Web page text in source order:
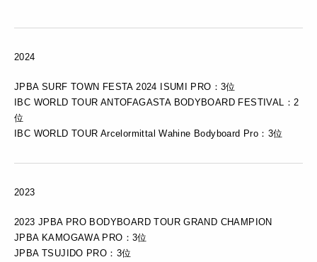
2024
JPBA SURF TOWN FESTA 2024 ISUMI PRO：3位
IBC WORLD TOUR ANTOFAGASTA BODYBOARD FESTIVAL：2
位
IBC WORLD TOUR Arcelormittal Wahine Bodyboard Pro：3位
2023
2023 JPBA PRO BODYBOARD TOUR GRAND CHAMPION
JPBA KAMOGAWA PRO：3位
JPBA TSUJIDO PRO：3位